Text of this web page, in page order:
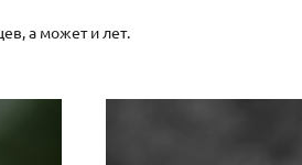
а может и лет.